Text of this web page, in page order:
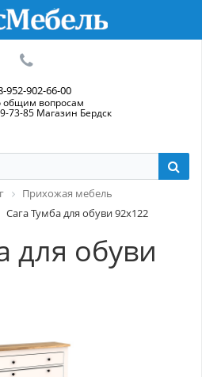
952-902-66-00
общим вопросам
73-85 Магазин Бердск
Прихожая мебель
Сага Тумба для обуви 92х122
для обуви